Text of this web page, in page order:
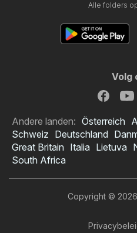
Alle folders
Volg
Andere landen: Österreich
Schweiz Deutschland
Great Britain Italia Lietuva
South Africa
Copyright © 2026